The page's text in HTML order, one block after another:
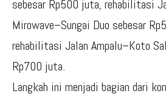
sebesar Rp500 juta, rehabilitasi
Mirowave–Sungai Duo sebesar
rehabilitasi Jalan Ampalu–Koto
Rp700 juta.
Langkah ini menjadi bagian dari